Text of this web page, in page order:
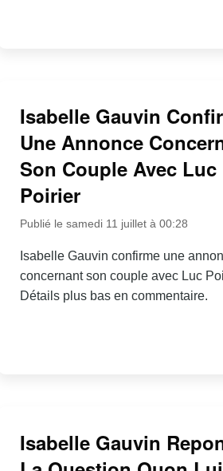
Isabelle Gauvin
Une Annonce
Son Couple Avec Luc
Poirier
Publié le samedi 11 juillet à 00:28
Isabelle Gauvin confirme une
concernant son couple avec Luc
Détails plus bas en commentaire.
Isabelle Gauvin